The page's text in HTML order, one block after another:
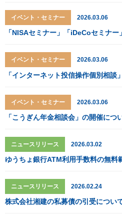
イベント・セミナー 2026.03.06
「NISAセミナー」「iDeCoセミナ
イベント・セミナー 2026.03.06
「インターネット投信操作個別相談
イベント・セミナー 2026.03.06
「こうぎん年金相談会」の開催につ
ニュースリリース 2026.03.02
ゆうちょ銀行ATM利用手数料の無料
ニュースリリース 2026.02.24
株式会社湘建の私募債の引受につい